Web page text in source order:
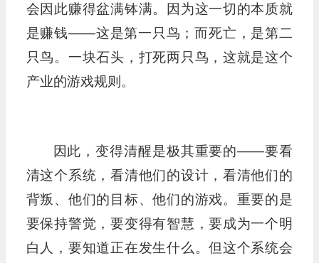
会因此赚得盆满钵满。因为这一切的本质就
是赚钱——这是第一只鸟；而死亡，是第二
只鸟。一块石头，打死两只鸟，这就是这个
产业的游戏规则。
因此，变得清醒是极其重要的——要看
清这个系统，看清他们的设计，看清他们的
背叛、他们的目标、他们的游戏。重要的是
要保持警觉，要变得有智慧，要成为一个明
白人，要知道正在发生什么。但这个系统会